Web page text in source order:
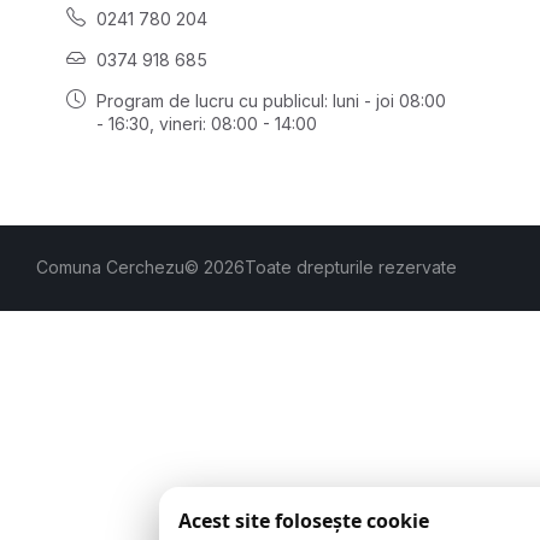
0241 780 204
0374 918 685
Program de lucru cu publicul: luni - joi 08:00
- 16:30 , vineri: 08:00 - 14:00
Comuna Cerchezu© 2026Toate drepturile rezervate
Acest site folosește cookie